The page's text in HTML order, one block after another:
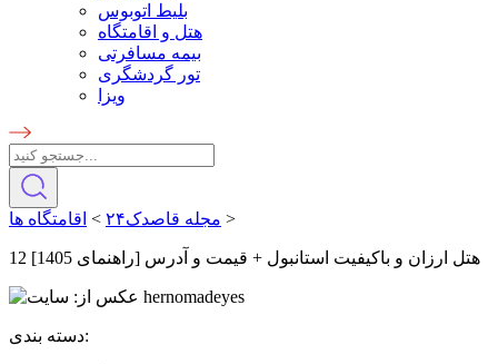
بلیط اتوبوس
هتل و اقامتگاه
بیمه مسافرتی
تور گردشگری
ویزا
مجله قاصدک۲۴ > اقامتگاه ها >
12 هتل ارزان و باکیفیت استانبول + قیمت و آدرس [راهنمای 1405]
دسته بندی: